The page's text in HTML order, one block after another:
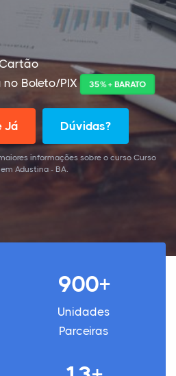
Boleto/PIX
35% + BARATO
Já Dúvidas?
informações sobre o curso Curso
Adustina - BA.
900+
Unidades
Parceiras